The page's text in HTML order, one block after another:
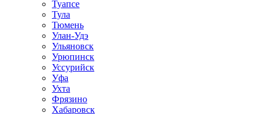
Туапсе
Тула
Тюмень
Улан-Удэ
Ульяновск
Урюпинск
Уссурийск
Уфа
Ухта
Фрязино
Хабаровск